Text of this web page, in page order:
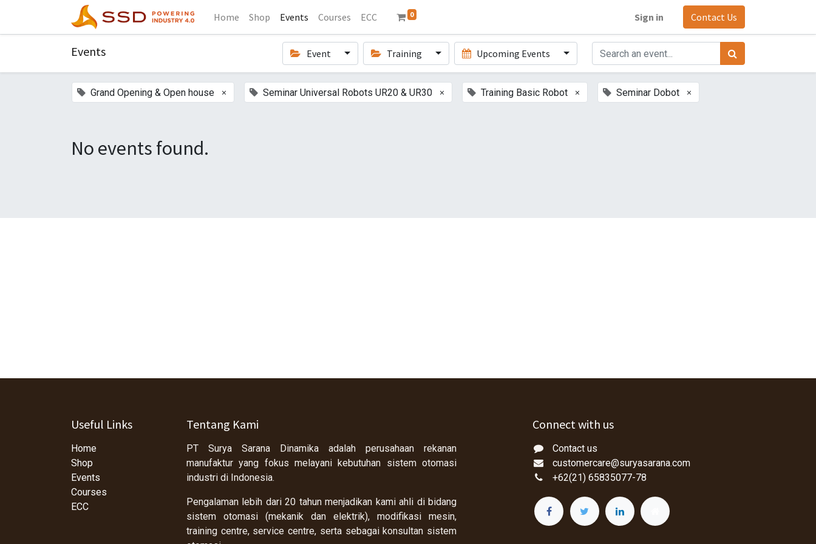
Home Shop Events Courses ECC 0 Sign in Contact Us
Events Event Training Upcoming Events
Grand Opening & Open house × Seminar Universal Robots UR20 & UR30 × Training Basic Robot × Seminar Dobot ×
No events found.
Useful Links
Home
Shop
Events
Courses
ECC
Tentang Kami
PT Surya Sarana Dinamika adalah perusahaan rekanan
manufaktur yang fokus melayani kebutuhan sistem otomasi
industri di Indonesia.
Pengalaman lebih dari 20 tahun menjadikan kami ahli di bidang
sistem otomasi (mekanik dan elektrik), modifikasi mesin,
training centre, service centre, serta sebagai konsultan sistem
Connect with us
Contact us
customercare@suryasarana.com
+62(21) 65835077-78